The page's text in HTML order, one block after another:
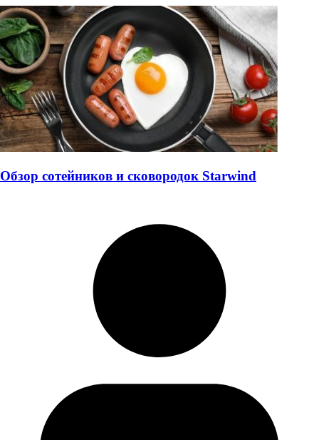
Обзор сотейников и сковородок Starwind